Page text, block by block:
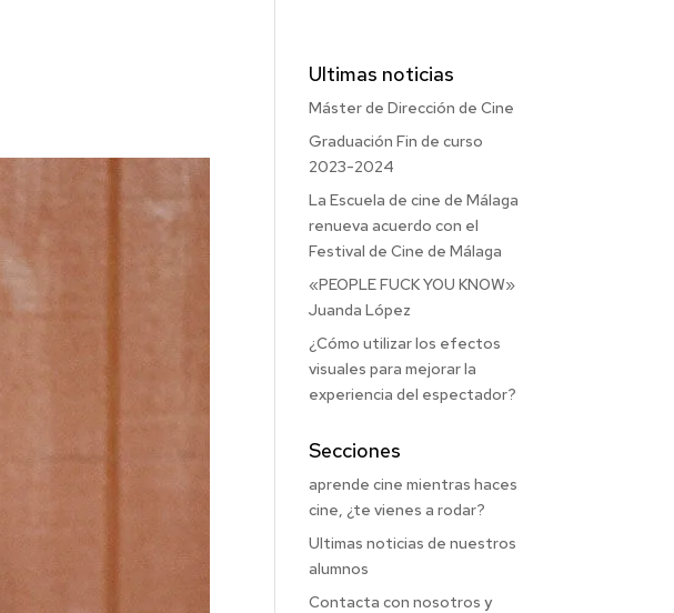
Ultimas noticias
Máster de Dirección de Cine
Graduación Fin de curso
2023-2024
La Escuela de cine de Málaga
renueva acuerdo con el
Festival de Cine de Málaga
«PEOPLE FUCK YOU KNOW»
Juanda López
¿Cómo utilizar los efectos
visuales para mejorar la
experiencia del espectador?
Secciones
aprende cine mientras haces
cine, ¿te vienes a rodar?
Ultimas noticias de nuestros
alumnos
Contacta con nosotros y